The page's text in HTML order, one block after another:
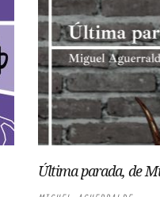
Última parada, de